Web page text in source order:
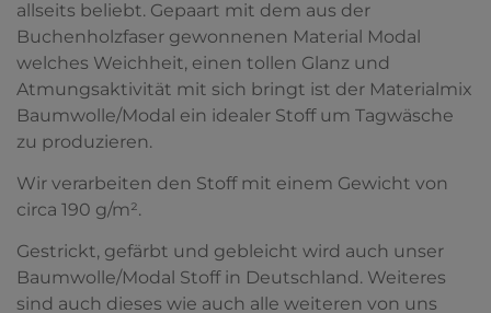
allseits beliebt. Gepaart mit dem aus der
Buchenholzfaser gewonnenen Material Modal
welches Weichheit, einen tollen Glanz und
Atmungsaktivität mit sich bringt ist der Materialmix
Baumwolle/Modal ein idealer Stoff um Tagwäsche
zu produzieren.
Wir verarbeiten den Stoff mit einem Gewicht von
circa 190 g/m².
Gestrickt, gefärbt und gebleicht wird auch unser
Baumwolle/Modal Stoff in Deutschland. Weiteres
sind auch dieses wie auch alle weiteren von uns